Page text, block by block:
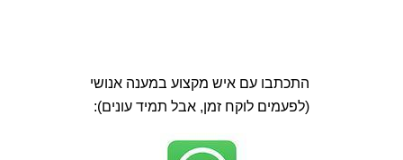
התכתבו עם איש מקצוע במענה אנושי
(לפעמים לוקח זמן, אבל תמיד עונים):